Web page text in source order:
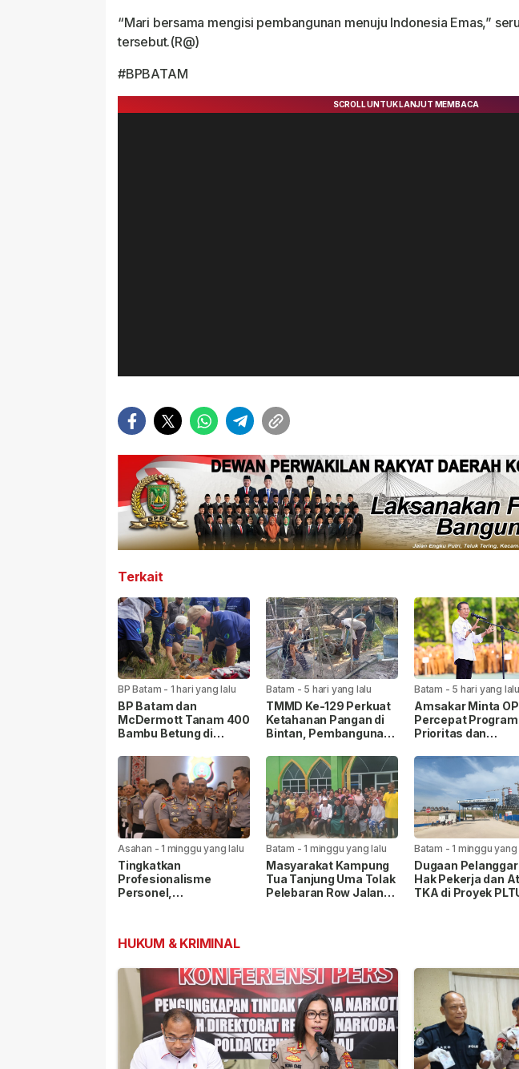
“Mari bersama mengisi pembangunan menuju Indonesia Emas,”
tersebut.(R@)
#BPBATAM
Terkait
BP Batam - 1 hari yang lalu
BP Batam dan
McDermott Tanam 400
Bambu Betung di
Batam - 5 hari yang lalu
TMMD Ke-129 Perkuat
Ketahanan Pangan di
Bintan, Pembangunan
Persen
Batam - 5 hari yang lalu
Amsakar Minta
Percepat Program
Prioritas dan
Pelayanan Publik
Asahan -1 minggu yang lalu
Tingkatkan
Profesionalisme
Personel,
Batam -1 minggu yang lalu
Masyarakat Kampung
Tua Tanjung Uma Tolak
Pelebaran Row Jalan
Batam -1 minggu yang
Dugaan
Hak Pekerja dan
TKA di Proyek
HUKUM & KRIMINAL